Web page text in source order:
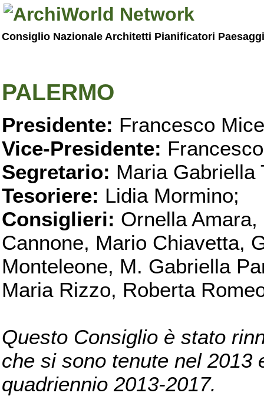
Consiglio Nazionale Architetti Pianificatori
PALERMO
Presidente: Francesco
Vice-Presidente:
Segretario: Maria Gabriella
Tesoriere: Lidia Mormino;
Consiglieri: Ornella
Cannone, Mario Chiavetta,
Monteleone, M. Gabriella
Maria Rizzo, Roberta
Questo Consiglio è stato
che si sono tenute nel 2013
quadriennio 2013-2017.